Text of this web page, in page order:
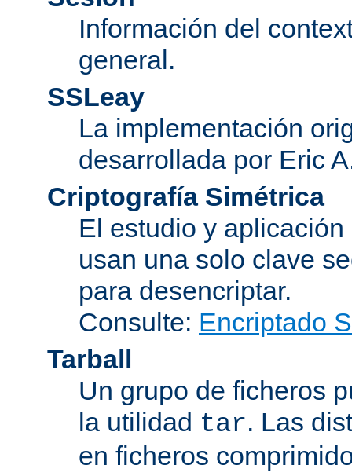
Información del
general.
SSLeay
La implementación
desarrollada por Eric
Criptografía Simétrica
El estudio y
usan una solo clave
para desencriptar.
Consulte: Encriptado
Tarball
Un grupo de ficheros
la utilidad tar. Las
en ficheros